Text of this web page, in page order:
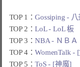
TOP 1：Gossiping - 八
TOP 2：LoL - LoL 板
TOP 3：NBA - ＮＢＡ
TOP 4：WomenTalk -
TOP 5：ToS - [神魔]